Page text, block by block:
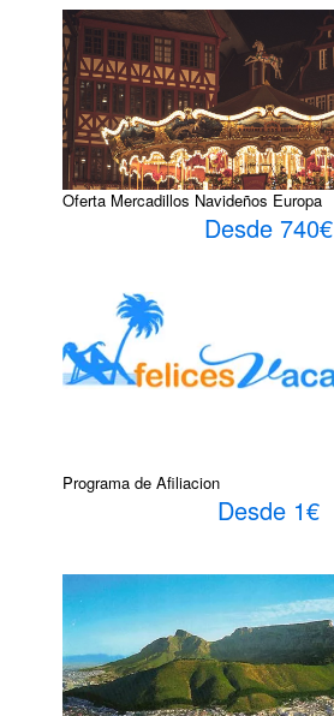
Oferta Mercadillos Navideños Europa
Desde 740€
Programa de Afiliacion
Desde 1€